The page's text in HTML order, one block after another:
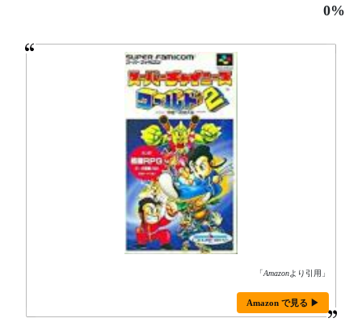
0%
「Amazonより引用」
Amazon で見る ▶